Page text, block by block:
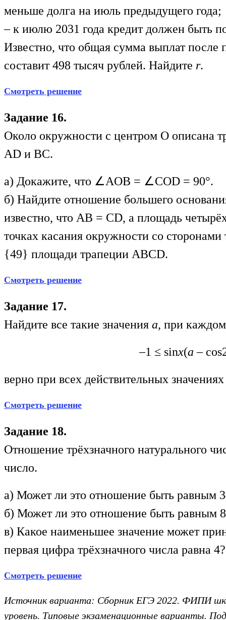
меньше долга на июль предыдущего года;
– к июлю 2031 года кредит должен быть
Известно, что общая сумма выплат после
составит 498 тысяч рублей. Найдите r.
Смотреть решение
Задание 16.
Около окружности с центром О описана
AD и ВС.
а) Докажите, что ∠AOB = ∠COD = 90°.
б) Найдите отношение большего
известно, что АВ = CD, а площадь
точках касания окружности со сторонами
{49} площади трапеции ABCD.
Смотреть решение
Задание 17.
Найдите все такие значения а, при каждом
–1 ≤ sinx(a –
верно при всех действительных
Смотреть решение
Задание 18.
Отношение трёхзначного натурального
число.
а) Может ли это отношение быть равным
б) Может ли это отношение быть равным
в) Какое наименьшее значение может
первая цифра трёхзначного числа равна 4?
Смотреть решение
Источник варианта: Сборник ЕГЭ 2022. ФИПИ
уровень. Типовые экзаменационные варианты.